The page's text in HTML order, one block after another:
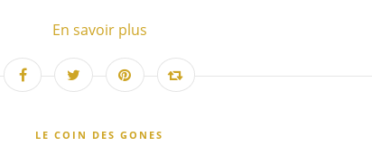
En savoir plus
LE COIN DES GONES